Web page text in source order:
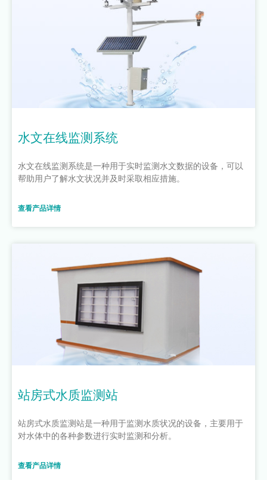
水文在线监测系统
水文在线监测系统是一种用于实时监测水文数据的设备，可以
帮助用户了解水文状况并及时采取相应措施。
查看产品详情
站房式水质监测站
站房式水质监测站是一种用于监测水质状况的设备，主要用于
对水体中的各种参数进行实时监测和分析。
查看产品详情